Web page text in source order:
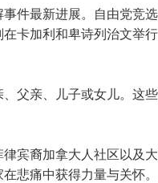
件最新进展。自由党竞
卡加利和卑诗列治文举
父亲、儿子或女儿。这
宾裔加拿大人社区以及
悲痛中获得力量与关怀。